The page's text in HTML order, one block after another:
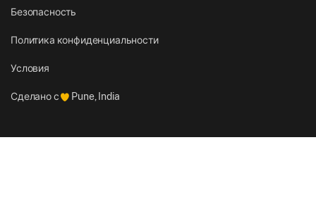
Безопасность
Политика конфиденциальности
Условия
Сделано с Pune, India